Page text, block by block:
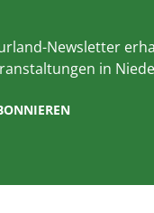
Newsletter
in